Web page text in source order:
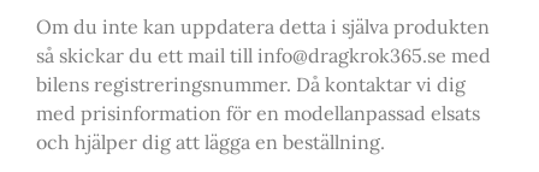
Om du inte kan uppdatera detta i själva produkten
så skickar du ett mail till info@dragkrok365.se med
bilens registreringsnummer. Då kontaktar vi dig
med prisinformation för en modellanpassad elsats
och hjälper dig att lägga en beställning.